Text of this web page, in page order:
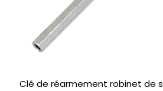
Clé de réarmement robinet de